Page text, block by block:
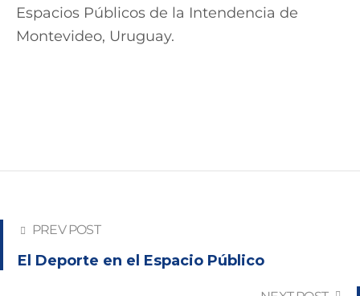
Espacios Públicos de la Intendencia de
Montevideo, Uruguay.
PREV POST
El Deporte en el Espacio Público